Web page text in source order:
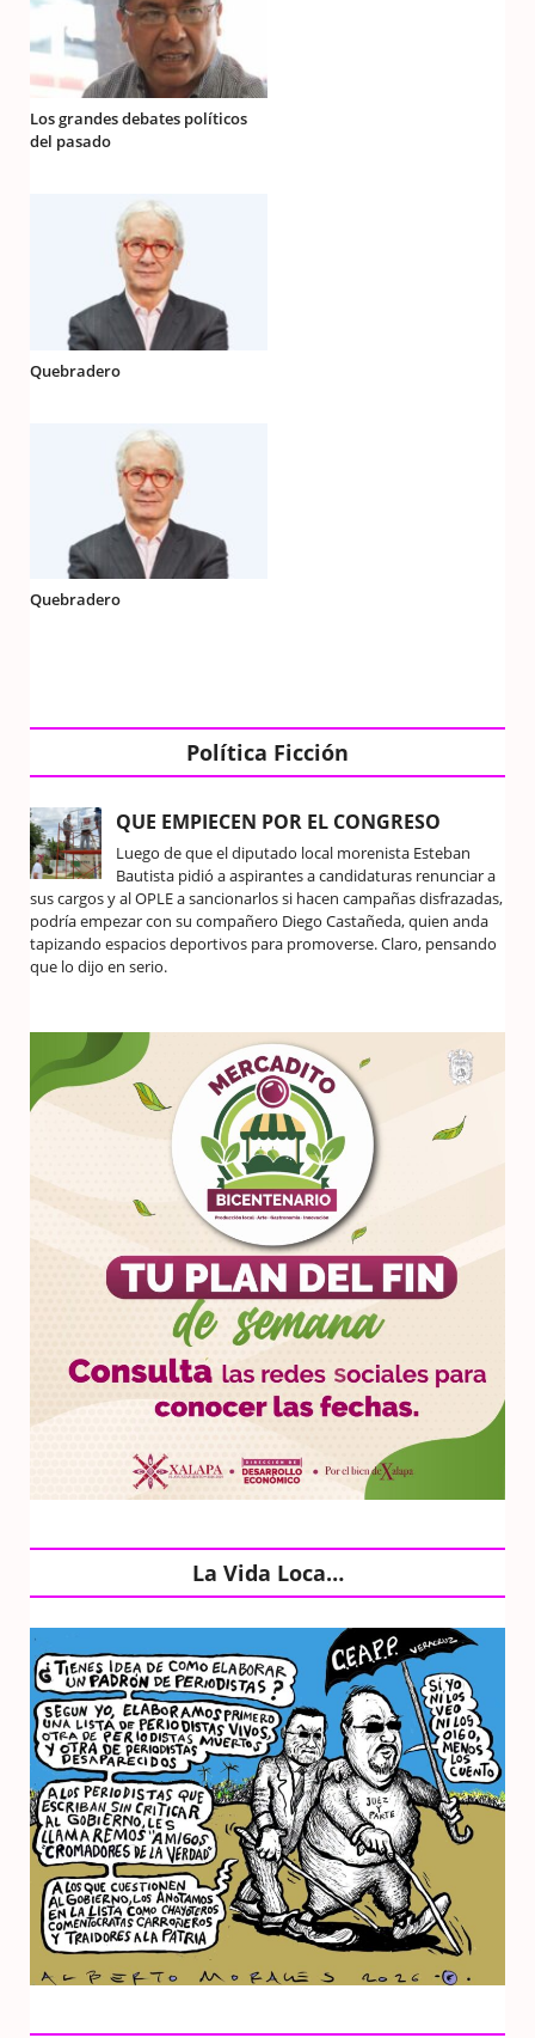
Los grandes debates políticos
del pasado
Quebradero
Quebradero
Política Ficción
QUE EMPIECEN POR EL CONGRESO
Luego de que el diputado local morenista Esteban
Bautista pidió a aspirantes a candidaturas renunciar a
sus cargos y al OPLE a sancionarlos si hacen campañas disfrazadas,
podría empezar con su compañero Diego Castañeda, quien anda
tapizando espacios deportivos para promoverse. Claro, pensando
que lo dijo en serio.
La Vida Loca…